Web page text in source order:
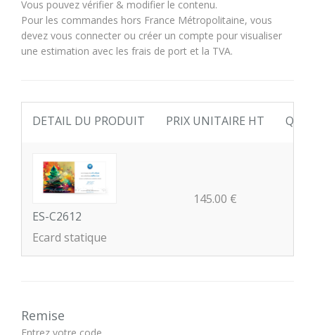
Vous pouvez vérifier & modifier le contenu.
Pour les commandes hors France Métropolitaine, vous
devez vous connecter ou créer un compte pour visualiser
une estimation avec les frais de port et la TVA.
DETAIL DU PRODUIT PRIX UNITAIRE HT
ES-C2612
Ecard statique
145.00 €
Remise